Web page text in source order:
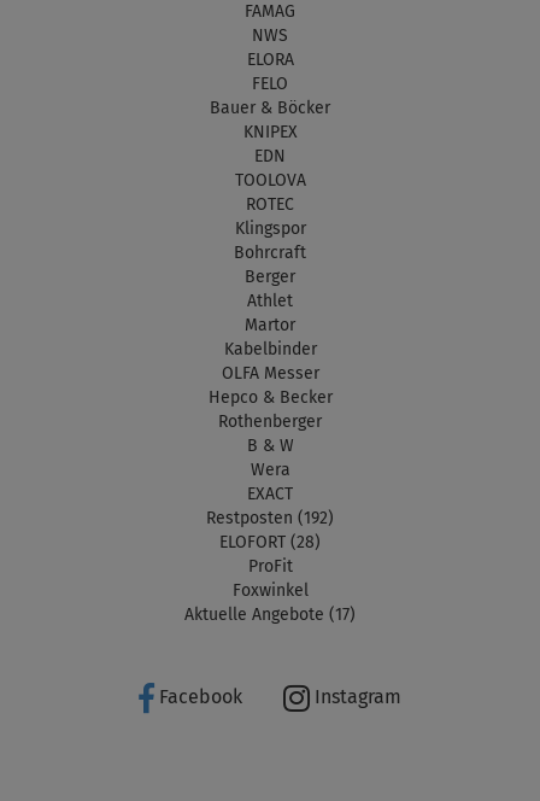
FAMAG
NWS
ELORA
FELO
Bauer & Böcker
KNIPEX
EDN
TOOLOVA
ROTEC
Klingspor
Bohrcraft
Berger
Athlet
Martor
Kabelbinder
OLFA Messer
Hepco & Becker
Rothenberger
B & W
Wera
EXACT
Restposten (192)
ELOFORT (28)
ProFit
Foxwinkel
Aktuelle Angebote (17)
Facebook Instagram